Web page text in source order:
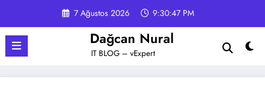
7 Ağustos 2026 9:30:47 PM
Dağcan Nural
IT BLOG – vExpert